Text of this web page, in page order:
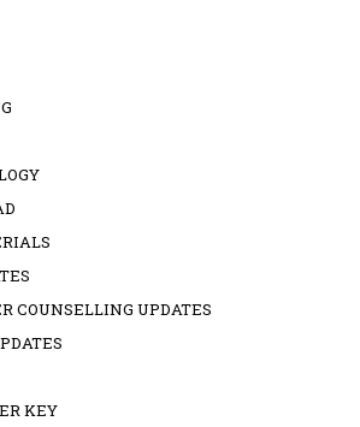
COUNSELLING UPDATES
KEY